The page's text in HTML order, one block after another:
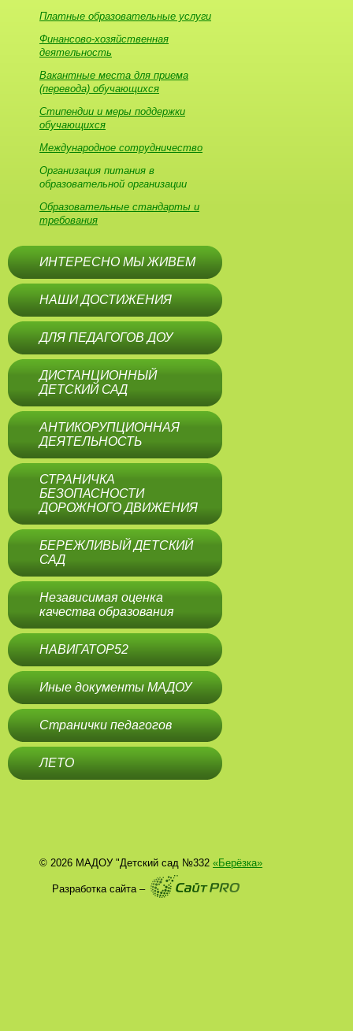
Платные образовательные услуги
Финансово-хозяйственная
деятельность
Вакантные места для приема
(перевода) обучающихся
Стипендии и меры поддержки
обучающихся
Международное сотрудничество
Организация питания в
образовательной организации
Образовательные стандарты и
требования
ИНТЕРЕСНО МЫ ЖИВЕМ
НАШИ ДОСТИЖЕНИЯ
ДЛЯ ПЕДАГОГОВ ДОУ
ДИСТАНЦИОННЫЙ
ДЕТСКИЙ САД
АНТИКОРУПЦИОННАЯ
ДЕЯТЕЛЬНОСТЬ
СТРАНИЧКА
БЕЗОПАСНОСТИ
ДОРОЖНОГО ДВИЖЕНИЯ
БЕРЕЖЛИВЫЙ ДЕТСКИЙ
САД
Независимая оценка
качества образования
НАВИГАТОР52
Иные документы МАДОУ
Странички педагогов
ЛЕТО
© 2026 МАДОУ "Детский сад №332 «Берёзка»
Разработка сайта –